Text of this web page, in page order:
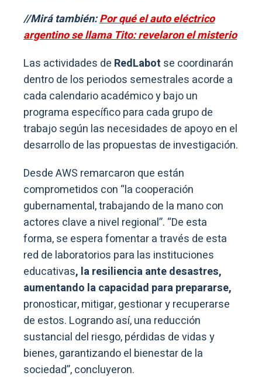
//Mirá también:Por qué el auto eléctrico
argentino se llama Tito: revelaron el misterio
Las actividades de RedLabot se coordinarán
dentro de los periodos semestrales acorde a
cada calendario académico y bajo un
programa específico para cada grupo de
trabajo según las necesidades de apoyo en el
desarrollo de las propuestas de investigación.
Desde AWS remarcaron que están
comprometidos con “la cooperación
gubernamental, trabajando de la mano con
actores clave a nivel regional”. “De esta
forma, se espera fomentar a través de esta
red de laboratorios para las instituciones
educativas, la resiliencia ante desastres,
aumentando la capacidad para prepararse,
pronosticar, mitigar, gestionar y recuperarse
de estos. Logrando así, una reducción
sustancial del riesgo, pérdidas de vidas y
bienes, garantizando el bienestar de la
sociedad”, concluyeron.